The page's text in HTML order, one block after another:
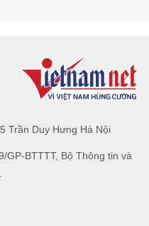
Trần Duy Hưng Hà Nội
GP-BTTTT, Bộ Thông tin và